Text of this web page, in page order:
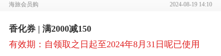
海旅会员购 2024-08-19 14:10
香化券 | 满2000减150
有效期：自领取之日起至2024年8月31日呢已使用